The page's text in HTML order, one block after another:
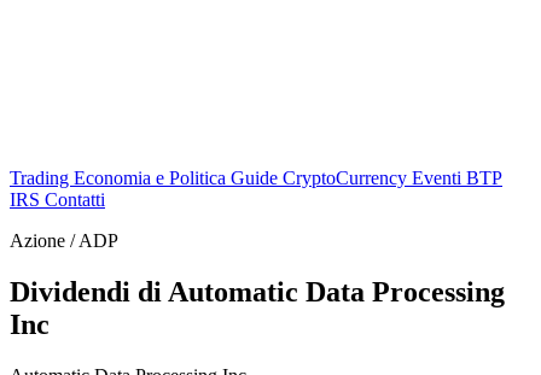
Trading Economia e Politica Guide CryptoCurrency Eventi BTP
IRS Contatti
Azione / ADP
Dividendi di Automatic Data Processing
Inc